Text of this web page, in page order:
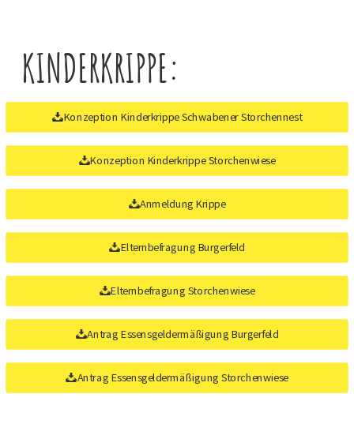
KINDERKRIPPE:
Konzeption Kinderkrippe Schwabener Storchennest
Konzeption Kinderkrippe Storchenwiese
Anmeldung Krippe
Elternbefragung Burgerfeld
Elternbefragung Storchenwiese
Antrag Essensgeldermäßigung Burgerfeld
Antrag Essensgeldermäßigung Storchenwiese